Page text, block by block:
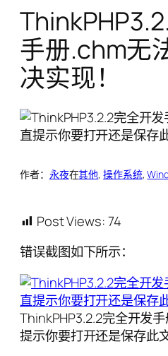
手册.chm无
决实现！
作者： 永夜在其他, 操作系统,
Post Views:74
错误截图如下所示：
ThinkPHP3.2.2完全开发
提示你要打开还是保存此